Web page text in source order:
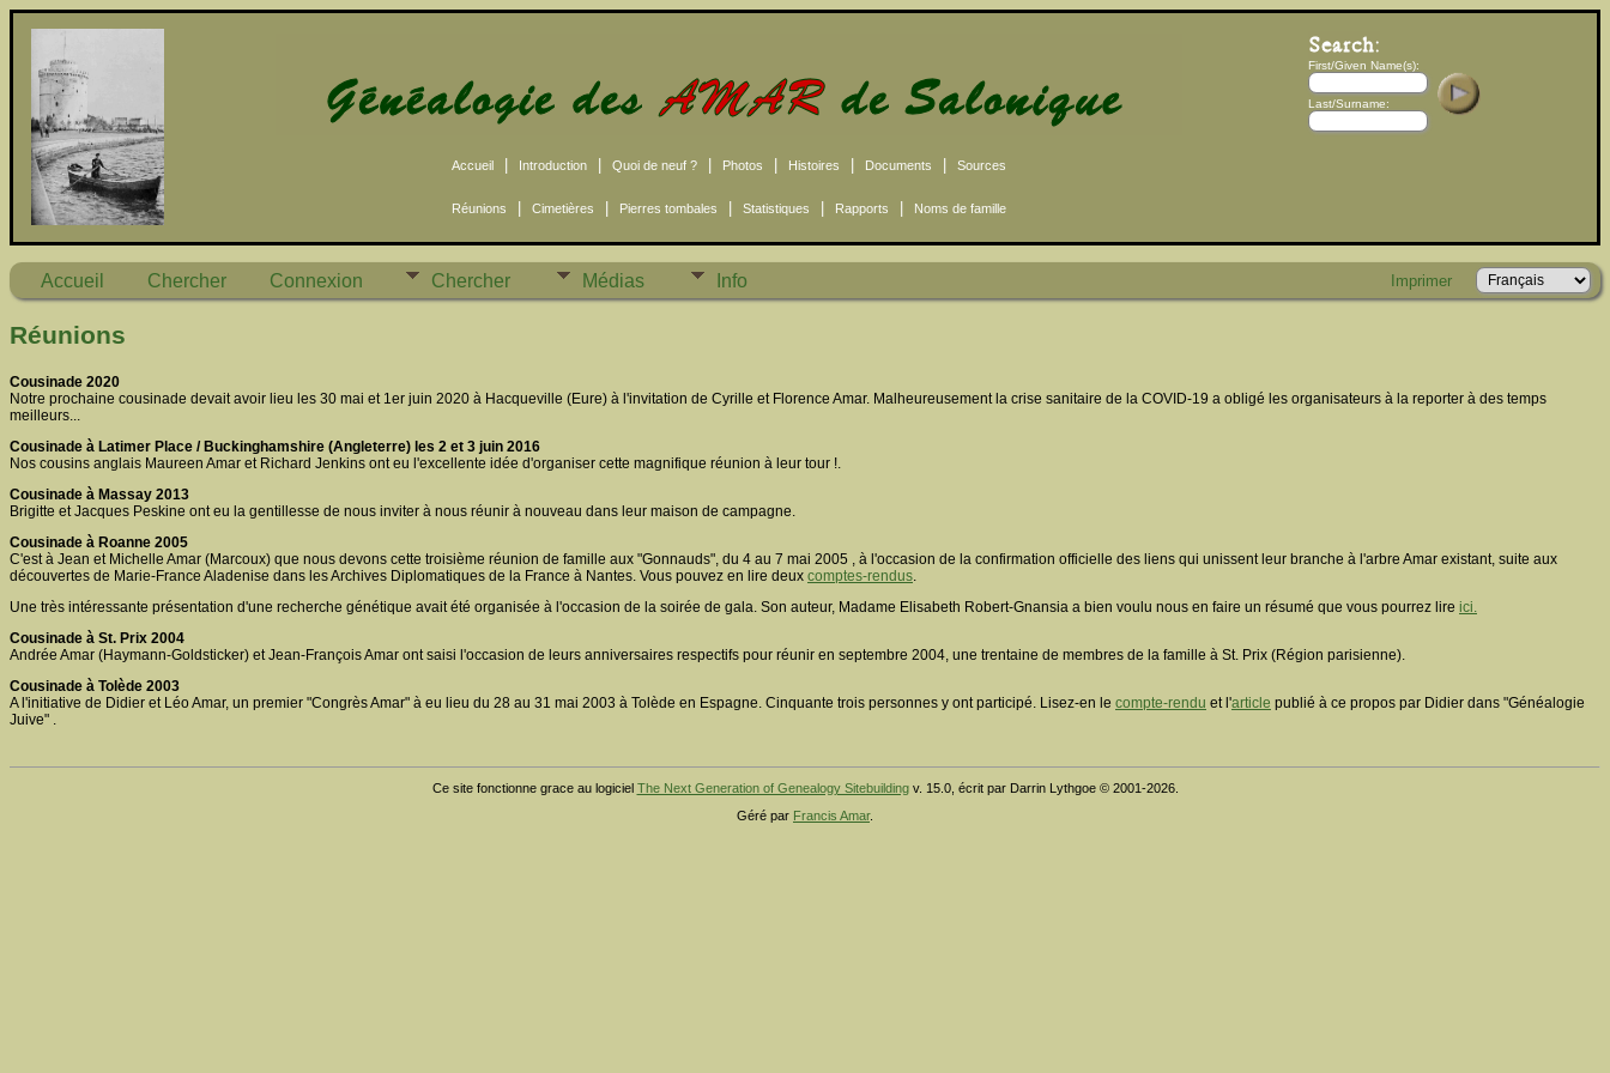
Accueil Introduction Quoi de neuf ? Photos Histoires Documents Sources
Réunions Cimetières Pierres tombales Statistiques Rapports Noms de famille
First/Given Name(s):
Last/Surname:
Accueil Chercher Connexion Chercher Médias Info Imprimer
Réunions
Cousinade 2020
Notre prochaine cousinade devait avoir lieu les 30 mai et 1er juin 2020 à Hacqueville (Eure) à l'invitation de Cyrille et Florence Amar. Malheureusement la crise sanitaire de la COVID-19 a obligé les organisateurs à la reporter à des temps
meilleurs...
Cousinade à Latimer Place / Buckinghamshire (Angleterre) les 2 et 3 juin 2016
Nos cousins anglais Maureen Amar et Richard Jenkins ont eu l'excellente idée d'organiser cette magnifique réunion à leur tour !.
Cousinade à Massay 2013
Brigitte et Jacques Peskine ont eu la gentillesse de nous inviter à nous réunir à nouveau dans leur maison de campagne.
Cousinade à Roanne 2005
C'est à Jean et Michelle Amar (Marcoux) que nous devons cette troisième réunion de famille aux "Gonnauds", du 4 au 7 mai 2005 , à l'occasion de la confirmation officielle des liens qui unissent leur branche à l'arbre Amar existant, suite aux
découvertes de Marie-France Aladenise dans les Archives Diplomatiques de la France à Nantes. Vous pouvez en lire deux comptes-rendus.
Une très intéressante présentation d'une recherche génétique avait été organisée à l'occasion de la soirée de gala. Son auteur, Madame Elisabeth Robert-Gnansia a bien voulu nous en faire un résumé que vous pourrez lire ici.
Cousinade à St. Prix 2004
Andrée Amar (Haymann-Goldsticker) et Jean-François Amar ont saisi l'occasion de leurs anniversaires respectifs pour réunir en septembre 2004, une trentaine de membres de la famille à St. Prix (Région parisienne).
Cousinade à Tolède 2003
A l'initiative de Didier et Léo Amar, un premier "Congrès Amar" à eu lieu du 28 au 31 mai 2003 à Tolède en Espagne. Cinquante trois personnes y ont participé. Lisez-en le compte-rendu et l'article publié à ce propos par Didier dans "Généalogie
Juive" .
Ce site fonctionne grace au logiciel The Next Generation of Genealogy Sitebuildingv. 15.0, écrit par Darrin Lythgoe © 2001-2026.
Géré par Francis Amar.